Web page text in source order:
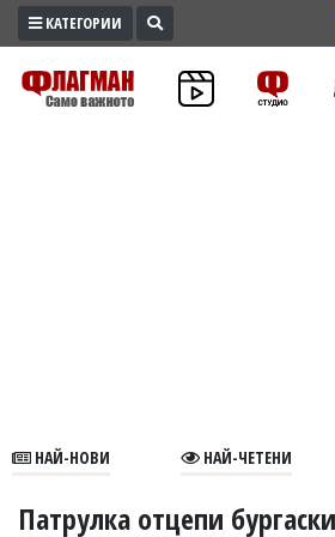
ПРОМО
ЗОНА
В
КАТЕГОРИИ
НАЙ-НОВИ НАЙ-ЧЕТЕНИ
Патрулка отцепи